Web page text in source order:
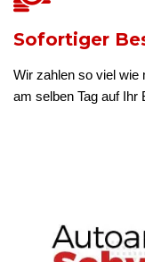
Sofortiger
Wir zahlen so viel wie
am selben Tag auf Ihr